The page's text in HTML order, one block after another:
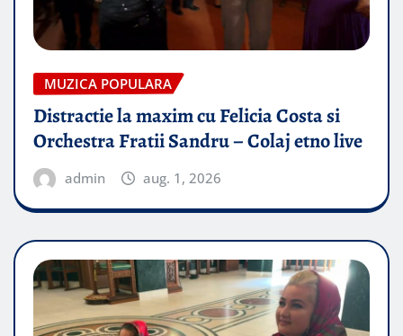
MUZICA POPULARA
Distractie la maxim cu Felicia Costa si
Orchestra Fratii Sandru – Colaj etno live
admin aug. 1, 2026